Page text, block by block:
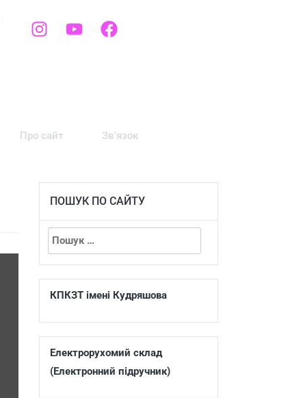
Про сайт Зв’язок
ПОШУК ПО САЙТУ
КПКЗТ імені Кудряшова
Електрорухомий склад
(Електронний підручник)